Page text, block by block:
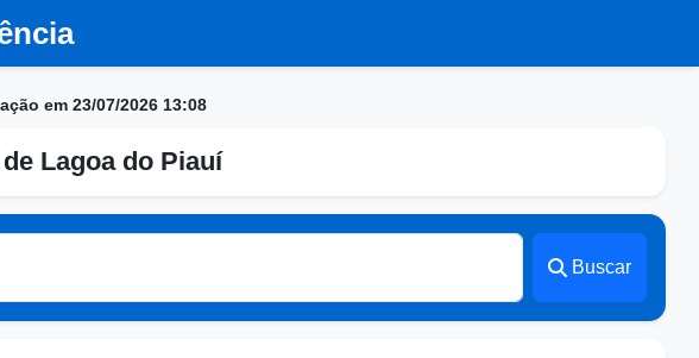
em 23/07/2026 13:08
Lagoa do Piauí
Buscar